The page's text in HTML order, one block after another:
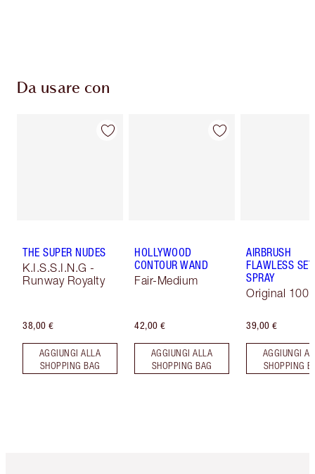
Da usare con
THE SUPER NUDES
K.I.S.S.I.N.G -
Runway Royalty
38,00 €
AGGIUNGI ALLA
SHOPPING BAG
HOLLYWOOD
CONTOUR WAND
Fair-Medium
42,00 €
AGGIUNGI ALLA
SHOPPING BAG
AIRBRUSH
FLAWLESS
SPRAY
Original 100
39,00 €
AGGIUNGI
SHOPPING